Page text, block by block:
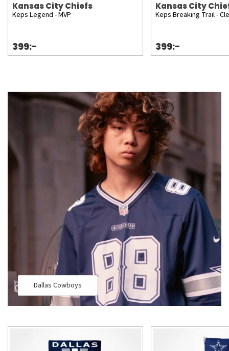
Kansas City Chiefs
Keps Legend - MVP
399:-
Kansas City
Keps Breaking Trail -
399:-
Dallas Cowboys